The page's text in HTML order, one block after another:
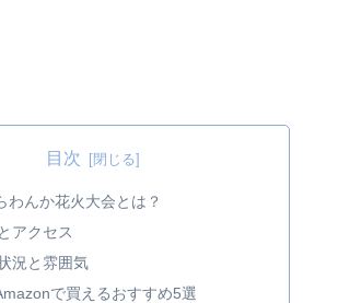
目次
わんか花火大会とは？
アクセス
況と雰囲気
で買えるおすすめ5選